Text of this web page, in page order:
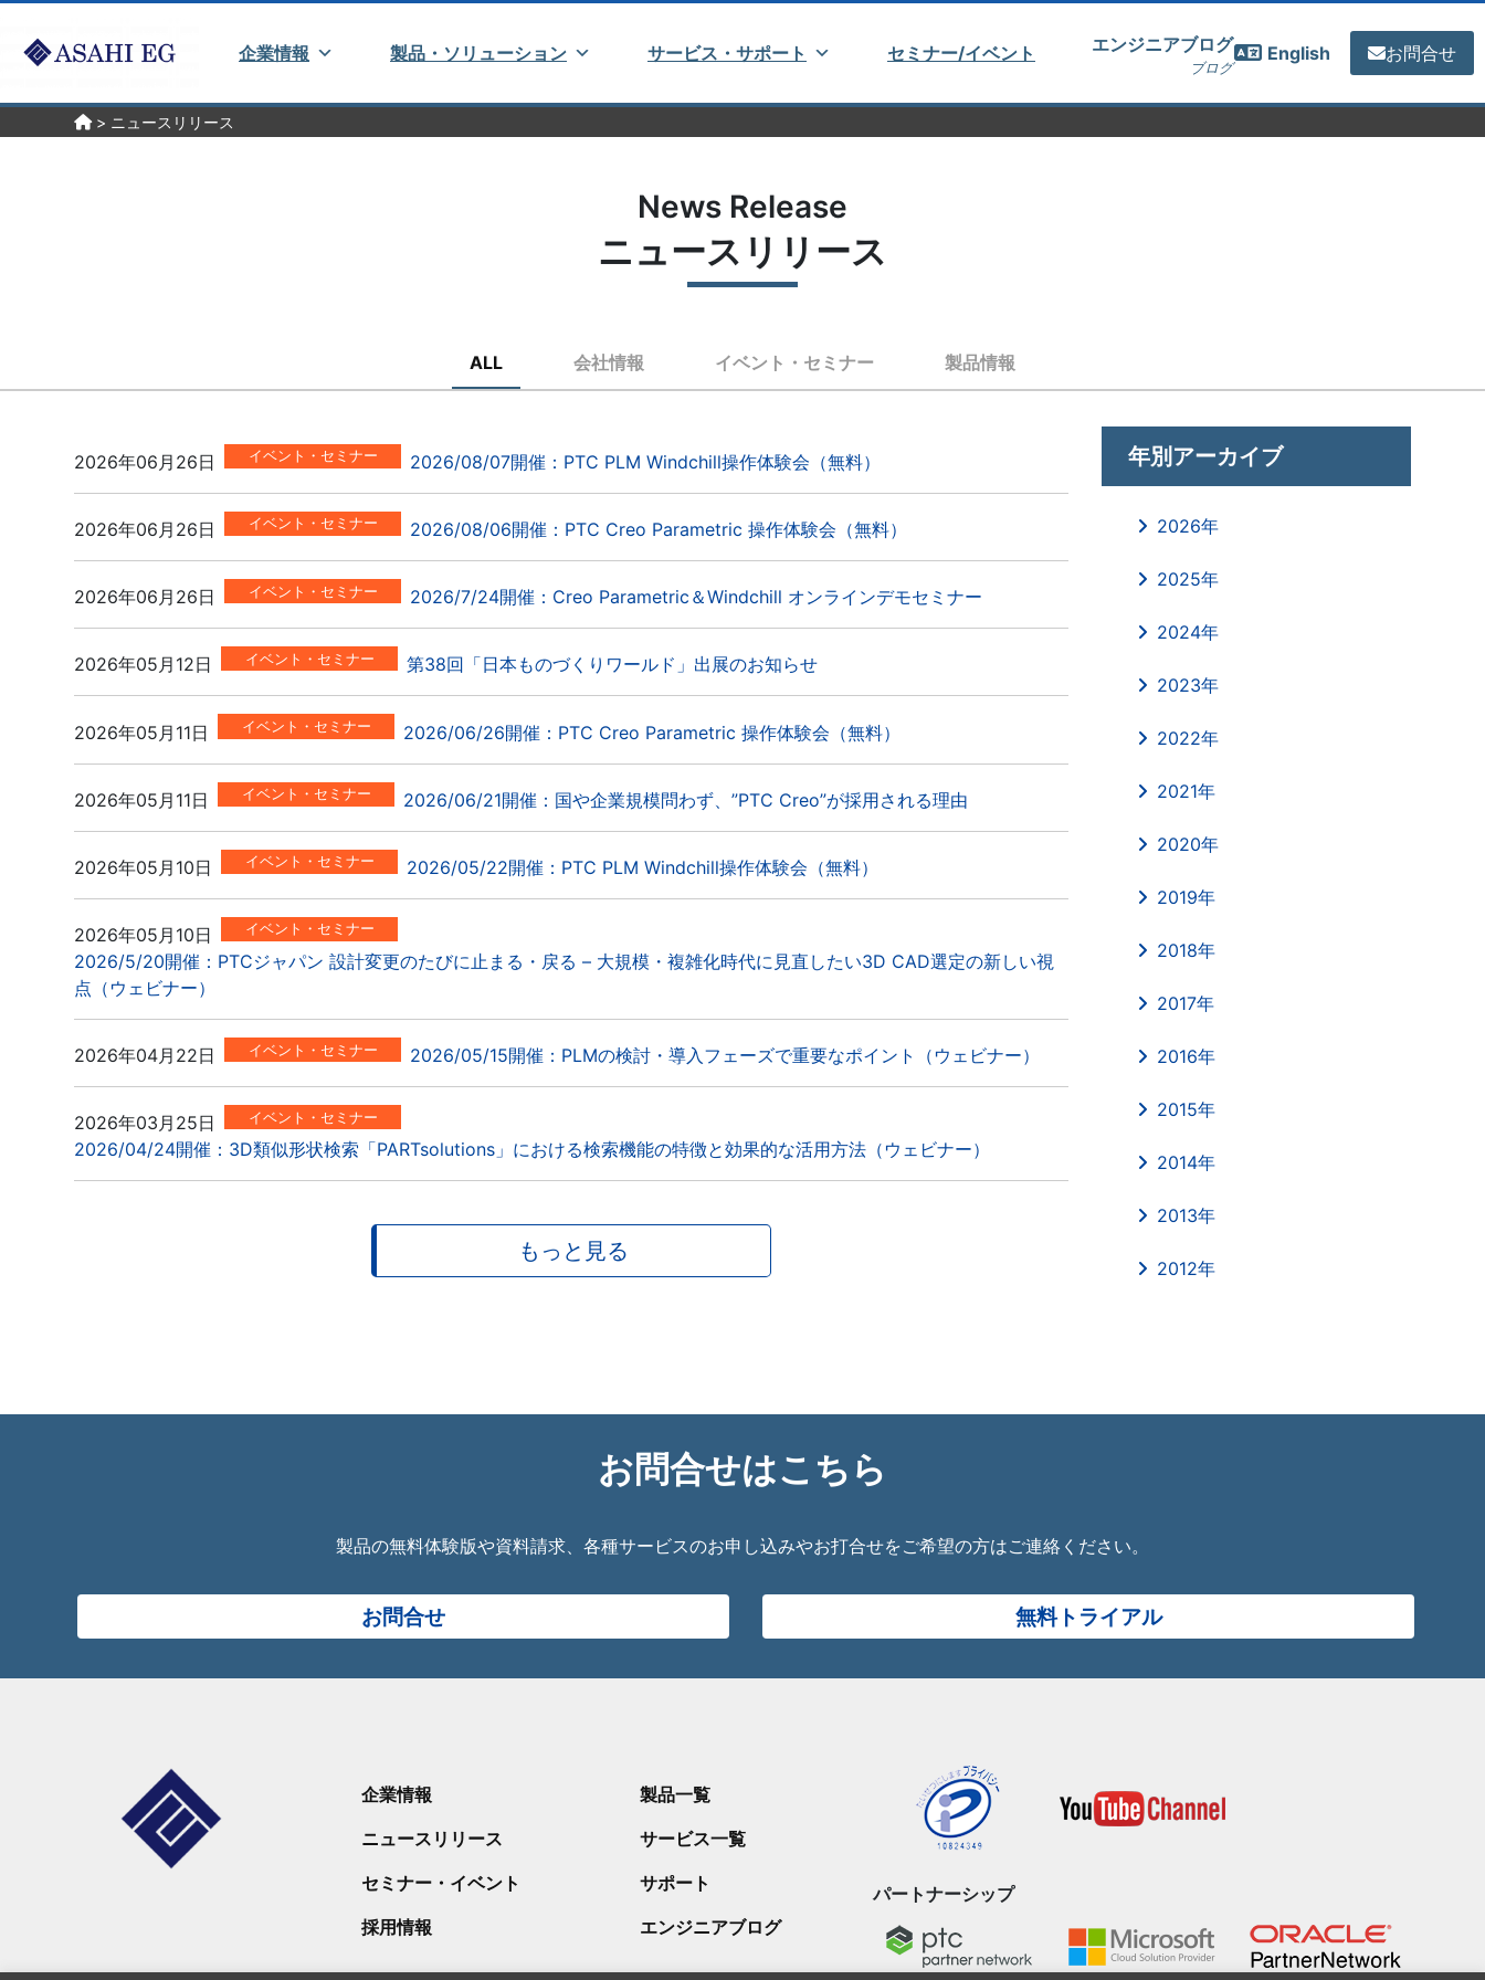
企業情報 製品・ソリューション サービス・サポート セミナー/イベント エンジニアブログ
ブログ
English お問合せ
> ニュースリリース
News Release
ニュースリリース
ALL 会社情報 イベント・セミナー 製品情報
2026年06月26日 イベント・セミナー 2026/08/07開催：PTC PLM Windchill操作体験会（無料）
2026年06月26日 イベント・セミナー 2026/08/06開催：PTC Creo Parametric 操作体験会（無料）
2026年06月26日 イベント・セミナー 2026/7/24開催：Creo Parametric＆Windchill オンラインデモセミナー
2026年05月12日 イベント・セミナー 第38回「日本ものづくりワールド」出展のお知らせ
2026年05月11日 イベント・セミナー 2026/06/26開催：PTC Creo Parametric 操作体験会（無料）
2026年05月11日 イベント・セミナー 2026/06/21開催：国や企業規模問わず、”PTC Creo”が採用される理由
2026年05月10日 イベント・セミナー 2026/05/22開催：PTC PLM Windchill操作体験会（無料）
2026年05月10日 イベント・セミナー
2026/5/20開催：PTCジャパン 設計変更のたびに止まる・戻る – 大規模・複雑化時代に見直したい3D CAD選定の新しい視
点（ウェビナー）
2026年04月22日 イベント・セミナー 2026/05/15開催：PLMの検討・導入フェーズで重要なポイント（ウェビナー）
2026年03月25日 イベント・セミナー
2026/04/24開催：3D類似形状検索「PARTsolutions」における検索機能の特徴と効果的な活用方法（ウェビナー）
もっと見る
年別アーカイブ
2026年
2025年
2024年
2023年
2022年
2021年
2020年
2019年
2018年
2017年
2016年
2015年
2014年
2013年
2012年
お問合せはこちら
製品の無料体験版や資料請求、各種サービスのお申し込みやお打合せをご希望の方はご連絡ください。
お問合せ 無料トライアル
企業情報
ニュースリリース
セミナー・イベント
採用情報
製品一覧
サービス一覧
サポート
エンジニアブログ
パートナーシップ